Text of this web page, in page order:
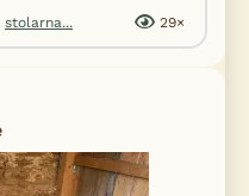
stolarna... 29×